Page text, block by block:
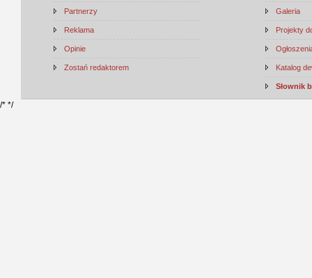
Partnerzy
Reklama
Opinie
Zostań redaktorem
Galeria
Projekty
Katalog
Słownik
/* */